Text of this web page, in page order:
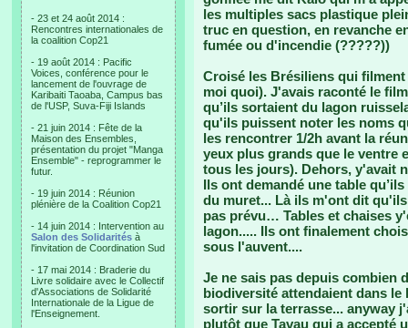
- 23 et 24 août 2014 :
Rencontres internationales de
la coalition Cop21
- 19 août 2014 : Pacific
Voices, conférence pour le
lancement de l'ouvrage de
Karibaiti Taoaba, Campus bas
de l'USP, Suva-Fiji Islands
- 21 juin 2014 : Fête de la
Maison des Ensembles,
présentation du projet "Manga
Ensemble" - reprogrammer le
futur.
- 19 juin 2014 : Réunion
plénière de la Coalition Cop21
- 14 juin 2014 : Intervention au
Salon des Solidarités à
l'invitation de Coordination Sud
- 17 mai 2014 : Braderie du
Livre solidaire avec le Collectif
d'Associations de Solidarité
Internationale de la Ligue de
l'Enseignement.
les multiples sacs plastique
truc en question, en revanche
fumée ou d'incendie (?????))
Croisé les Brésiliens qui
moi quoi). J'avais raconté le
qu’ils sortaient du lagon
qu'ils puissent noter les noms
les rencontrer 1/2h avant la
yeux plus grands que le ventre
tous les jours). Dehors, y'avait
Ils ont demandé une table
du muret... Là ils m'ont dit
pas prévu… Tables et chaises
lagon..... Ils ont finalement
sous l'auvent....
Je ne sais pas depuis combien
biodiversité attendaient dans
sortir sur la terrasse... anyway
plutôt que Tavau qui a accepté